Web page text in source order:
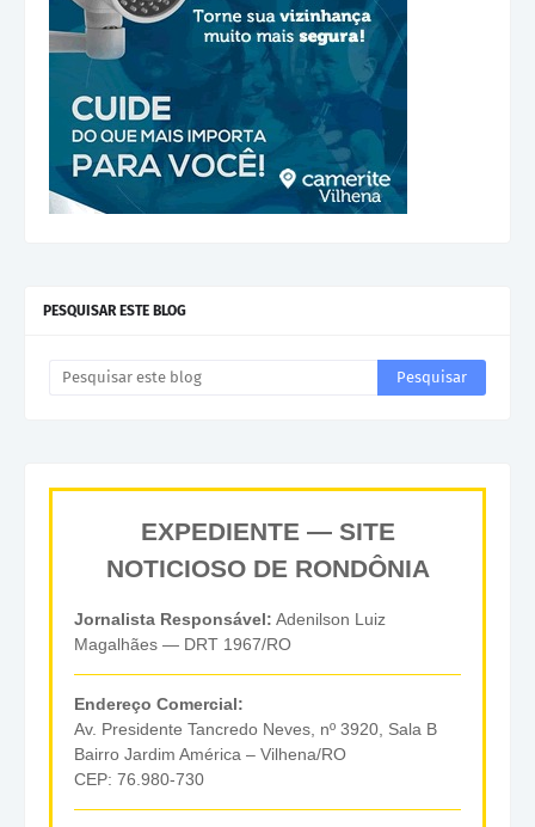
PESQUISAR ESTE BLOG
EXPEDIENTE — SITE
NOTICIOSO DE RONDÔNIA
Jornalista Responsável: Adenilson Luiz
Magalhães — DRT 1967/RO
Endereço Comercial:
Av. Presidente Tancredo Neves, nº 3920, Sala B
Bairro Jardim América – Vilhena/RO
CEP: 76.980-730